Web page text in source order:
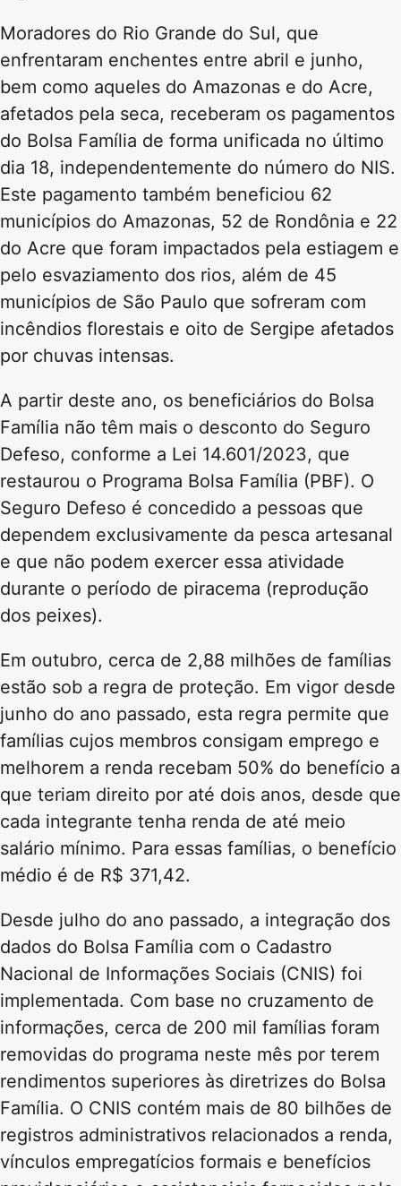
Moradores do Rio Grande do Sul, que
enfrentaram enchentes entre abril e junho,
bem como aqueles do Amazonas e do Acre,
afetados pela seca, receberam os pagamentos
do Bolsa Família de forma unificada no último
dia 18, independentemente do número do NIS.
Este pagamento também beneficiou 62
municípios do Amazonas, 52 de Rondônia e 22
do Acre que foram impactados pela estiagem e
pelo esvaziamento dos rios, além de 45
municípios de São Paulo que sofreram com
incêndios florestais e oito de Sergipe afetados
por chuvas intensas.
A partir deste ano, os beneficiários do Bolsa
Família não têm mais o desconto do Seguro
Defeso, conforme a Lei 14.601/2023, que
restaurou o Programa Bolsa Família (PBF). O
Seguro Defeso é concedido a pessoas que
dependem exclusivamente da pesca artesanal
e que não podem exercer essa atividade
durante o período de piracema (reprodução
dos peixes).
Em outubro, cerca de 2,88 milhões de famílias
estão sob a regra de proteção. Em vigor desde
junho do ano passado, esta regra permite que
famílias cujos membros consigam emprego e
melhorem a renda recebam 50% do benefício a
que teriam direito por até dois anos, desde que
cada integrante tenha renda de até meio
salário mínimo. Para essas famílias, o benefício
médio é de R$ 371,42.
Desde julho do ano passado, a integração dos
dados do Bolsa Família com o Cadastro
Nacional de Informações Sociais (CNIS) foi
implementada. Com base no cruzamento de
informações, cerca de 200 mil famílias foram
removidas do programa neste mês por terem
rendimentos superiores às diretrizes do Bolsa
Família. O CNIS contém mais de 80 bilhões de
registros administrativos relacionados a renda,
vínculos empregatícios formais e benefícios